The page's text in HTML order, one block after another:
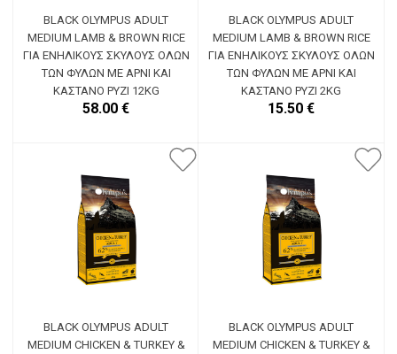
BLACK OLYMPUS ADULT
MEDIUM LAMB & BROWN RICE
ΓΙΑ ΕΝΉΛΙΚΟΥΣ ΣΚΎΛΟΥΣ ΌΛΩΝ
ΤΩΝ ΦΥΛΏΝ ΜΕ ΑΡΝΊ ΚΑΙ
ΚΑΣΤΑΝΌ ΡΎΖΙ 12KG
58.00 €
BLACK OLYMPUS ADULT
MEDIUM LAMB & BROWN RICE
ΓΙΑ ΕΝΉΛΙΚΟΥΣ ΣΚΎΛΟΥΣ ΌΛΩΝ
ΤΩΝ ΦΥΛΏΝ ΜΕ ΑΡΝΊ ΚΑΙ
ΚΑΣΤΑΝΌ ΡΎΖΙ 2KG
15.50 €
BLACK OLYMPUS ADULT
MEDIUM CHICKEN & TURKEY &
BLACK OLYMPUS ADULT
MEDIUM CHICKEN & TURKEY &